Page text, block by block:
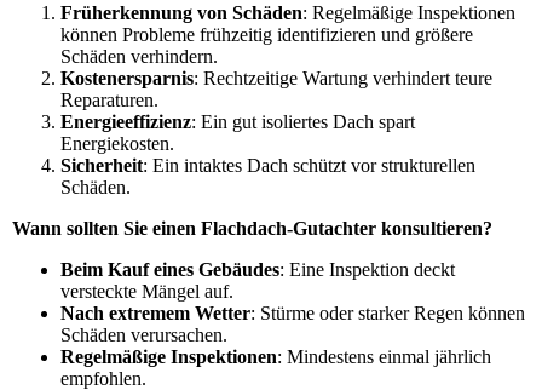
Früherkennung von Schäden: Regelmäßige Inspektionen
können Probleme frühzeitig identifizieren und größere
Schäden verhindern.
Kostenersparnis: Rechtzeitige Wartung verhindert teure
Reparaturen.
Energieeffizienz: Ein gut isoliertes Dach spart
Energiekosten.
Sicherheit: Ein intaktes Dach schützt vor strukturellen
Schäden.
Wann sollten Sie einen Flachdach-Gutachter konsultieren?
Beim Kauf eines Gebäudes: Eine Inspektion deckt
versteckte Mängel auf.
Nach extremem Wetter: Stürme oder starker Regen können
Schäden verursachen.
Regelmäßige Inspektionen: Mindestens einmal jährlich
empfohlen.